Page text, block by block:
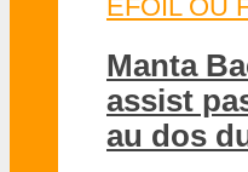
EFOIL OU
Manta
assist
au dos